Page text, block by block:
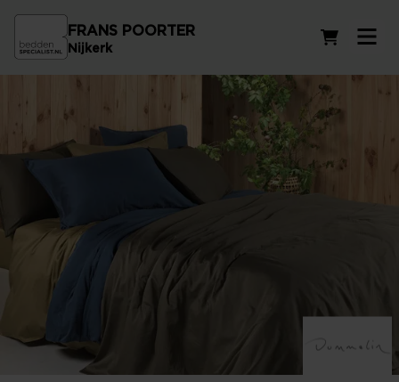
FRANS POORTER
Nijkerk